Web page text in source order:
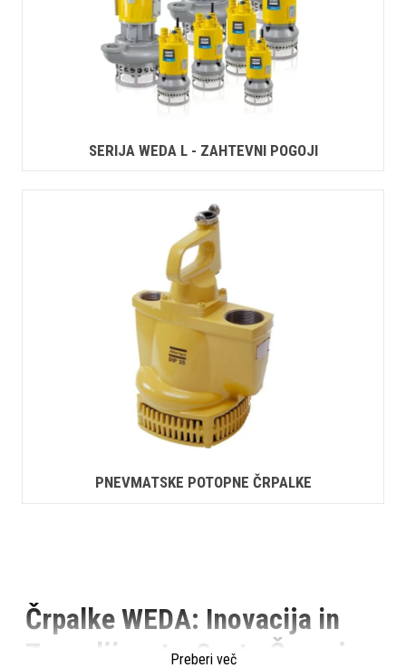
SERIJA WEDA L - ZAHTEVNI POGOJI
PNEVMATSKE POTOPNE ČRPALKE
Črpalke WEDA: Inovacija in
Zanesljivost v Svetu Črpanja
Preberi več